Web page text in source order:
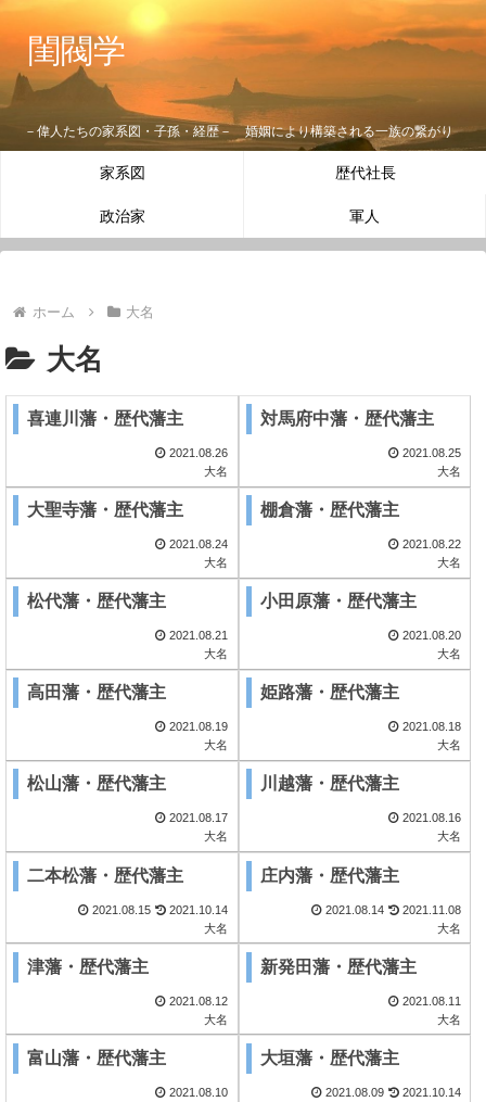
閨閥学
－偉人たちの家系図・子孫・経歴－ 婚姻により構築される一族の繋がり
家系図 歴代社長
政治家 軍人
ホーム 大名
大名
喜連川藩・歴代藩主
2021.08.26
大名
対馬府中藩・歴代藩主
2021.08.25
大名
大聖寺藩・歴代藩主
2021.08.24
大名
棚倉藩・歴代藩主
2021.08.22
大名
松代藩・歴代藩主
2021.08.21
大名
小田原藩・歴代藩主
2021.08.20
大名
高田藩・歴代藩主
2021.08.19
大名
姫路藩・歴代藩主
2021.08.18
大名
松山藩・歴代藩主
2021.08.17
大名
川越藩・歴代藩主
2021.08.16
大名
二本松藩・歴代藩主
2021.08.15
2021.10.14
大名
庄内藩・歴代藩主
2021.08.14
2021.11.08
大名
津藩・歴代藩主
2021.08.12
大名
新発田藩・歴代藩主
2021.08.11
大名
富山藩・歴代藩主
2021.08.10
大垣藩・歴代藩主
2021.08.09
2021.10.14